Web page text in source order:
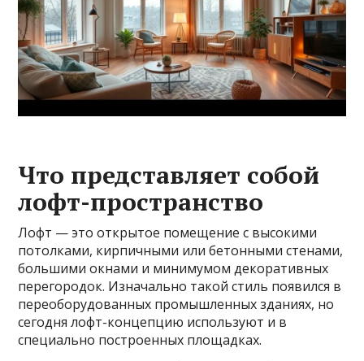
Что представляет собой
лофт-пространство
Лофт — это открытое помещение с высокими
потолками, кирпичными или бетонными стенами,
большими окнами и минимумом декоративных
перегородок. Изначально такой стиль появился в
переоборудованных промышленных зданиях, но
сегодня лофт-концепцию используют и в
специально построенных площадках.